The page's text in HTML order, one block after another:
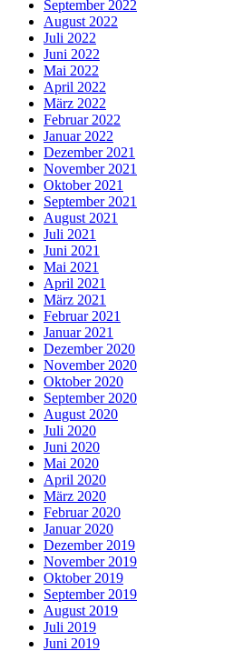
September 2022
August 2022
Juli 2022
Juni 2022
Mai 2022
April 2022
März 2022
Februar 2022
Januar 2022
Dezember 2021
November 2021
Oktober 2021
September 2021
August 2021
Juli 2021
Juni 2021
Mai 2021
April 2021
März 2021
Februar 2021
Januar 2021
Dezember 2020
November 2020
Oktober 2020
September 2020
August 2020
Juli 2020
Juni 2020
Mai 2020
April 2020
März 2020
Februar 2020
Januar 2020
Dezember 2019
November 2019
Oktober 2019
September 2019
August 2019
Juli 2019
Juni 2019